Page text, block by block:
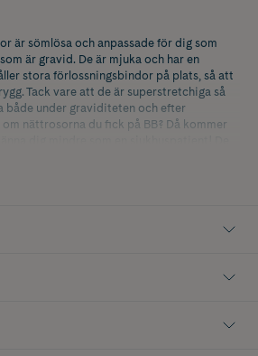
är sömlösa och anpassade för dig som
är gravid. De är mjuka och har en
stora förlossningsbindor på plats, så att
Tack vare att de är superstretchiga så
både under graviditeten och efter
nättrosorna du fick på BB? Då kommer